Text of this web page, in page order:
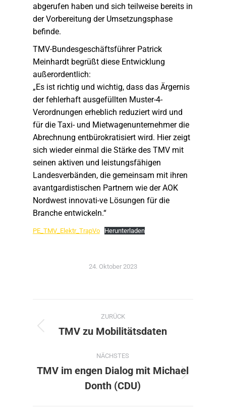
abgerufen haben und sich teilweise bereits in
der Vorbereitung der Umsetzungsphase
befinde.
TMV-Bundesgeschäftsführer Patrick
Meinhardt begrüßt diese Entwicklung
außerordentlich:
„Es ist richtig und wichtig, dass das Ärgernis
der fehlerhaft ausgefüllten Muster-4-
Verordnungen erheblich reduziert wird und
für die Taxi- und Mietwagenunternehmer die
Abrechnung entbürokratisiert wird. Hier zeigt
sich wieder einmal die Stärke des TMV mit
seinen aktiven und leistungsfähigen
Landesverbänden, die gemeinsam mit ihren
avantgardistischen Partnern wie der AOK
Nordwest innovati-ve Lösungen für die
Branche entwickeln.“
PE_TMV_Elektr_TrapVo Herunterladen
24. Oktober 2023
Kommentarnavigation
ZURÜCK
Vorheriger
TMV zu Mobilitätsdaten
NÄCHSTES
Nächster
Beitrag:
TMV im engen Dialog mit Michael
Donth (CDU)